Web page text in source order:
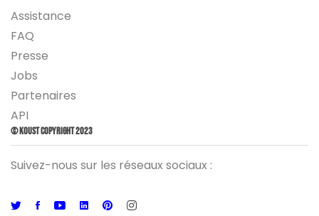
Assistance
FAQ
Presse
Jobs
Partenaires
API
© Koust Copyright 2023
Suivez-nous sur les réseaux sociaux :